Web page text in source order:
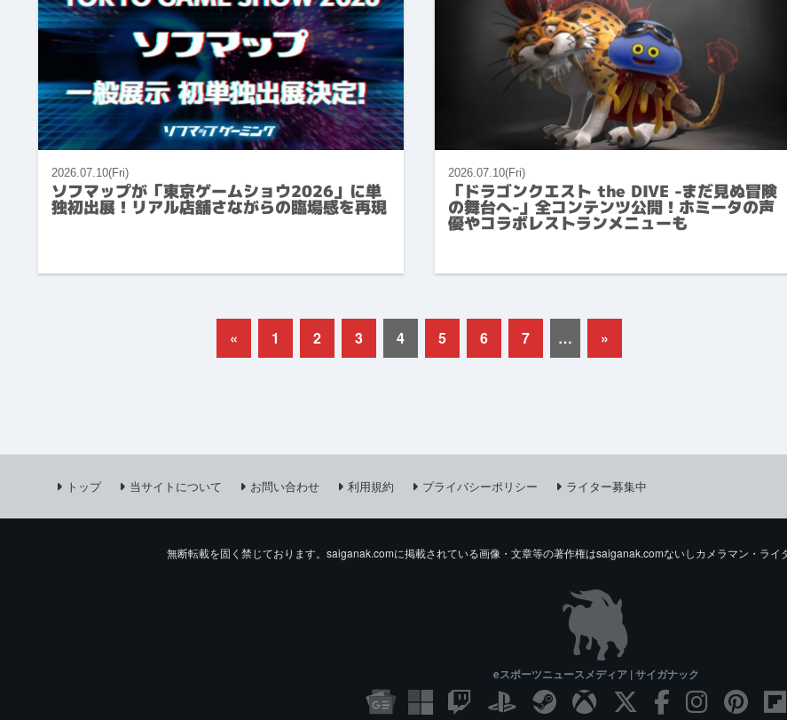
2026.07.10(Fri)
ソフマップが「東京ゲームショウ2026」に単
独初出展！リアル店舗さながらの臨場感を再現
2026.07.10(Fri)
「ドラゴンクエスト the DIVE -まだ見ぬ冒険
の舞台へ-」全コンテンツ公開！ホミータの声
優やコラボレストランメニューも
« 1 2 3 4 5 6 7 … »
トップ 当サイトについて お問い合わせ 利用規約 プライバシーポリシー ライター募集中
無断転載を固く禁じております。saiganak.comに掲載されている画像・文章等の著作権はsaiganak.comないしカメラマン・ライ
eスポーツニュースメディア | サイガナック